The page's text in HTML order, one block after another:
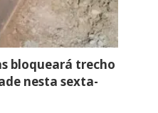
bloqueará trecho
nesta sexta-